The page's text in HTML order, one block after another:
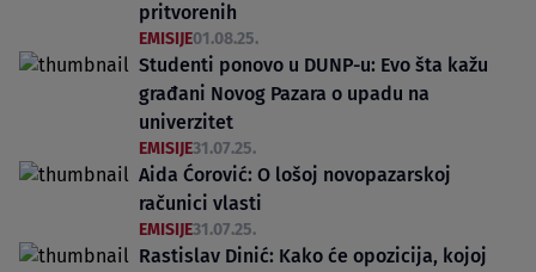
pritvorenih
EMISIJE01.08.25.
Studenti ponovo u DUNP-u: Evo šta kažu
građani Novog Pazara o upadu na
univerzitet
EMISIJE31.07.25.
Aida Ćorović: O lošoj novopazarskoj
računici vlasti
EMISIJE31.07.25.
Rastislav Dinić: Kako će opozicija, kojoj